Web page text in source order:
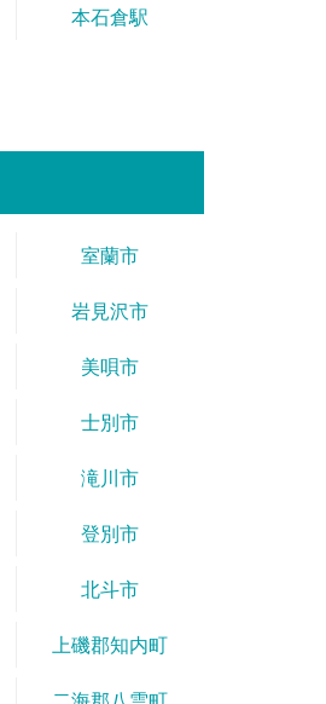
本石倉駅
室蘭市
岩見沢市
美唄市
士別市
滝川市
登別市
北斗市
上磯郡知内町